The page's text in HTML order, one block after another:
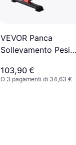
VEVOR Panca
Sollevamento Pesi
103,90 €
O 3 pagamenti di 34,63 €